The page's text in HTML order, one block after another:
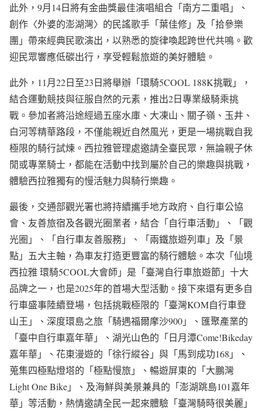
此外，9月14日將有金曲獎最佳演唱組合「南方二重唱」、
創作〈外婆的澎湖灣〉的民謠歌手「葉佳修」及「拾參樂
團」帶來經典民歌演出，以熟悉的旋律喚起跨世代共鳴。歡
迎民眾響應低碳出行，享受輕鬆旅遊的美好體驗。
此外，11月22日至23日將舉辦「環騎5COOL 188K挑戰」，
結合運動競技與征服自然的元素，推出2日專業級騎乘挑
戰。參加者將沿途經過五座水庫、大凍山、關子嶺、玉井、
白河等精華路段，不僅能親近自然風光，更是一場挑戰自我
極限的騎行試煉。西拉雅管理處邀請全臺民眾，無論親子休
閒或專業騎士，都能在活動中找到屬於自己的樂趣與挑戰，
體驗西拉雅獨有的慢活魅力與騎行樂趣。
最後，交通部觀光署也將持續攜手地方政府、自行車公協
會、友善旅宿及各觀光圈業者，結合「自行車活動」、「觀
光圈」、「自行車友善服務」、「兩鐵旅遊列車」及「景
點」五大主軸，為車友打造更豐富的騎行體驗。本次「仙境
西拉雅 環騎5COOL大會師」是「臺灣自行車旅遊節」十大
品牌之一，也是2025年的首場大型活動。接下來還有更多自
行車盛事陸續登場，包括挑戰極限的「臺灣KOM自行車登
山王」、深度環島之旅「騎遇福爾摩沙900」、匯聚產業的
「臺中自行車嘉年華」、湖光山色的「日月潭Come!Bikeday
嘉年華」、花東漫遊的「徐行縱谷」與「馬到成功168」、
蒐集四極點燈塔的「極點慢旅」、暢遊屏東的「大鵬灣
Light One Bike」、及海鮮與美景兼具的「澎湖跳島101嘉年
華」等活動，熱情邀請全民一起來體驗「臺灣騎時很美麗」